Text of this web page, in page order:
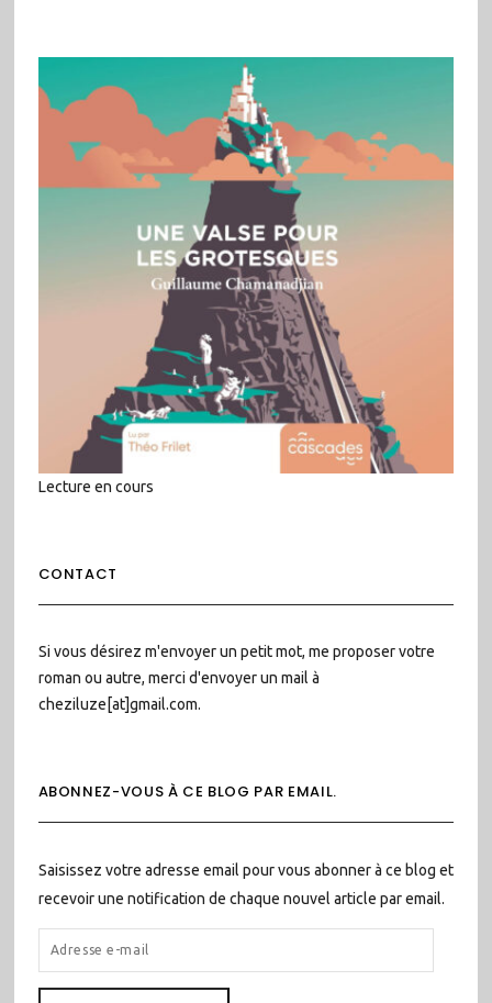
Lecture en cours
CONTACT
Si vous désirez m'envoyer un petit mot, me proposer votre
roman ou autre, merci d'envoyer un mail à
cheziluze[at]gmail.com.
ABONNEZ-VOUS À CE BLOG PAR EMAIL.
Saisissez votre adresse email pour vous abonner à ce blog et
recevoir une notification de chaque nouvel article par email.
ADRESSE
E-